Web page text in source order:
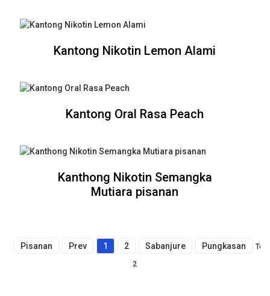
Kantong Nikotin Lemon Alami
Kantong Oral Rasa Peach
Kanthong Nikotin Semangka
Mutiara pisanan
Pisanan Prev 1 2 Sabanjure Pungkasan
2